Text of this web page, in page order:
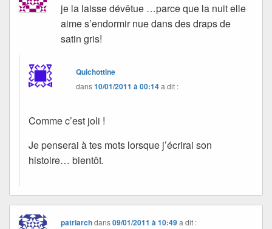
je la laisse dévêtue …parce que la nuit elle
aime s’endormir nue dans des draps de
satin gris!
Quichottine
dans10/01/2011 à 00:14a dit :
Comme c’est joli !
Je penserai à tes mots lorsque j’écrirai son
histoire… bientôt.
patriarchdans09/01/2011 à 10:49 a dit :